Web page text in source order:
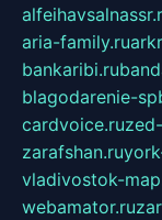
aria-family.ru
bankaribi.ru
blagodarenie-
cardvoice.ru
zarafshan.ru
vladivostok-
webamator.ru